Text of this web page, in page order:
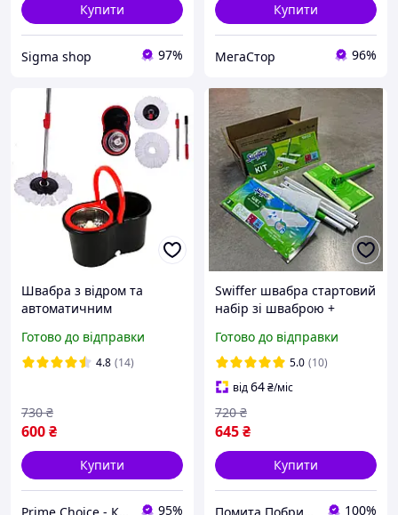
Купити
Sigma shop 97%
Купити
МегаСтор 96%
Швабра з відром та
автоматичним
полосканням Spin Mop
турбо швабра ледарка з
Готово до відправки
4.8 (14)
600₴
730 ₴
Купити
Prime Choice - Кращий вибір 95%
Swiffer швабра стартовий
набір зі шваброю +
серветками 1 0 0 %
оригінал (ЕКОНОМ
ПАКУВАННЯ)
Готово до відправки
5.0 (10)
від64₴/міс
645₴
720 ₴
Купити
Помита Побрита 100%